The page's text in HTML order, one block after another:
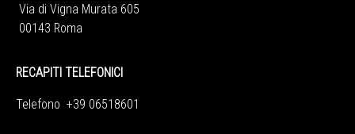
Via di Vigna Murata 605
00143 Roma
RECAPITI TELEFONICI
Telefono +39 06518601